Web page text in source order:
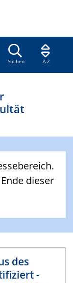
Suchen A-Z
dieser
des
-